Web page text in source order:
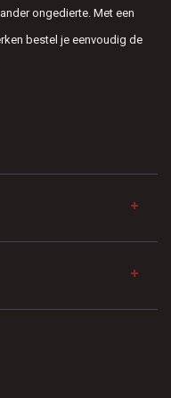
ongedierte. Met een
bestel je eenvoudig de